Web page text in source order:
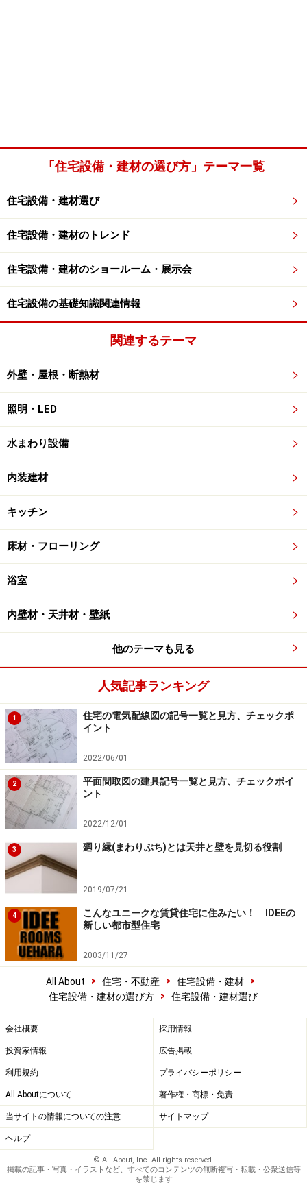
「住宅設備・建材の選び方」テーマ一覧
住宅設備・建材選び
住宅設備・建材のトレンド
住宅設備・建材のショールーム・展示会
住宅設備の基礎知識関連情報
関連するテーマ
外壁・屋根・断熱材
照明・LED
水まわり設備
内装建材
キッチン
床材・フローリング
浴室
内壁材・天井材・壁紙
他のテーマも見る
人気記事ランキング
1
住宅の電気配線図の記号一覧と見方、チェックポ
イント
2022/06/01
2
平面間取図の建具記号一覧と見方、チェックポイ
ント
2022/12/01
3 廻り縁(まわりぶち)とは天井と壁を見切る役割
2019/07/21
4
こんなユニークな賃貸住宅に住みたい！ IDEEの
新しい都市型住宅
2003/11/27
All About > 住宅・不動産 > 住宅設備・建材
>
住宅設備・建材の選び方
> 住宅設備・建材選び
会社概要 採用情報
投資家情報 広告掲載
利用規約 プライバシーポリシー
All Aboutについて 著作権・商標・免責
当サイトの情報についての注意 サイトマップ
ヘルプ
© All About, Inc. All rights reserved.
掲載の記事・写真・イラストなど、すべてのコンテンツの無断複写・転載・公衆送信等
を禁じます